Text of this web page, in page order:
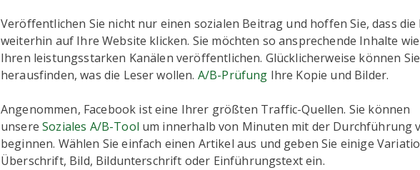
Veröffentlichen Sie nicht nur einen sozialen Beitrag und hoffen Sie, dass die
weiterhin auf Ihre Website klicken. Sie möchten so ansprechende Inhalte
Ihren leistungsstarken Kanälen veröffentlichen. Glücklicherweise können
herausfinden, was die Leser wollen. A/B-Prüfung Ihre Kopie und Bilder.
Angenommen, Facebook ist eine Ihrer größten Traffic-Quellen. Sie können
unsereSoziales A/B-Tool um innerhalb von Minuten mit der Durchführung
beginnen. Wählen Sie einfach einen Artikel aus und geben Sie einige
Überschrift, Bild, Bildunterschrift oder Einführungstext ein.